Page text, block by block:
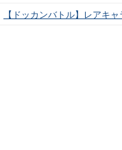
【ドッカンバトル】レアキ